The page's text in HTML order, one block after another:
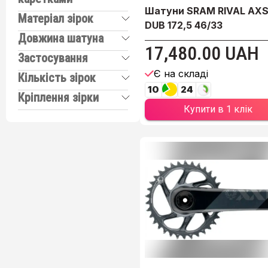
Матеріал зірок
Довжина шатуна
Застосування
Кількість зірок
Кріплення зірки
Шатуни SRAM RIVAL
DUB 172,5 46/33
17,480.00 UAH
Є на складі
10
24
Купити в 1 клік